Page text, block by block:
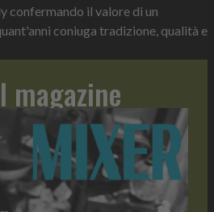
confermando il valore di un
coniuga tradizione, qualità e
magazine